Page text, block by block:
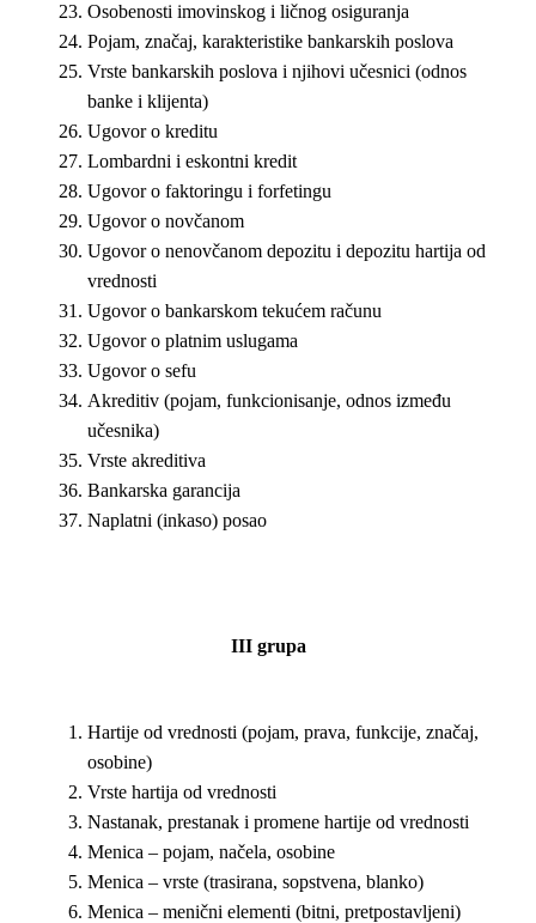
Osobenosti imovinskog i ličnog osiguranja
Pojam, značaj, karakteristike bankarskih poslova
Vrste bankarskih poslova i njihovi učesnici (odnos
banke i klijenta)
Ugovor o kreditu
Lombardni i eskontni kredit
Ugovor o faktoringu i forfetingu
Ugovor o novčanom
Ugovor o nenovčanom depozitu i depozitu hartija od
vrednosti
Ugovor o bankarskom tekućem računu
Ugovor o platnim uslugama
Ugovor o sefu
Akreditiv (pojam, funkcionisanje, odnos između
učesnika)
Vrste akreditiva
Bankarska garancija
Naplatni (inkaso) posao
III grupa
Hartije od vrednosti (pojam, prava, funkcije, značaj,
osobine)
Vrste hartija od vrednosti
Nastanak, prestanak i promene hartije od vrednosti
Menica – pojam, načela, osobine
Menica – vrste (trasirana, sopstvena, blanko)
Menica – menični elementi (bitni, pretpostavljeni)